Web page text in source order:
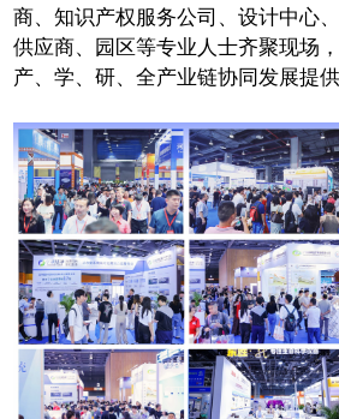
商、知识产权服务公司、设计中心
供应商、园区等专业人士齐聚现场
产、学、研、全产业链协同发展提供